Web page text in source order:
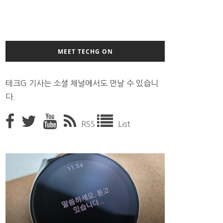
MEET TECHG ON
테크G 기사는 소셜 채널에서도 만날 수 있습니
다.
RSS List